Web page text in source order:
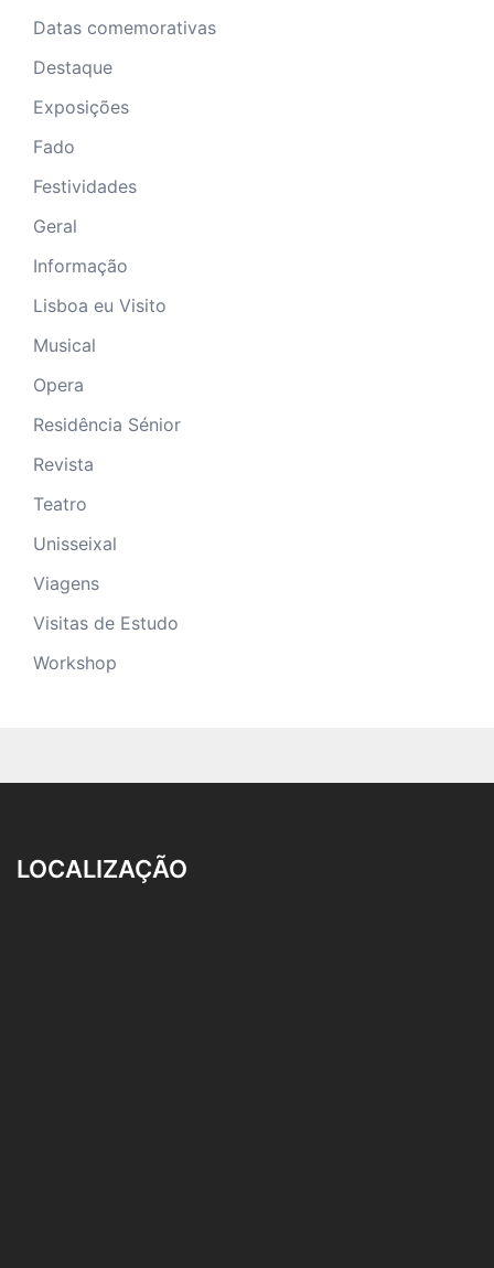
Datas comemorativas
Destaque
Exposições
Fado
Festividades
Geral
Informação
Lisboa eu Visito
Musical
Opera
Residência Sénior
Revista
Teatro
Unisseixal
Viagens
Visitas de Estudo
Workshop
LOCALIZAÇÃO